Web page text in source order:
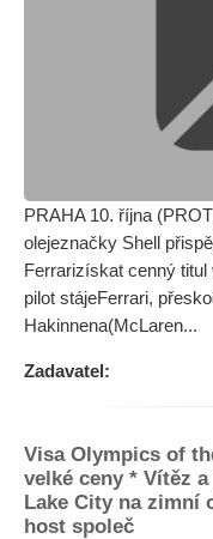
PRAHA 10. října
olejeznačky Shell
Ferrarizískat cenný
pilot stájeFerrari,
Hakinnena(McLaren...
Zadavatel:
Visa Olympics of
velké ceny * Vítěz
Lake City na zimní
host společ